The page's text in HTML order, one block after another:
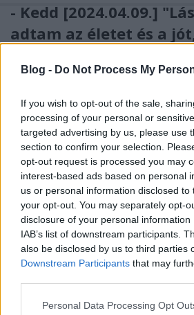
Blog - Do Not Process My
If you wish to opt-out of the sale,
processing of your personal or
targeted advertising by us, please use
section to confirm your selection.
opt-out request is processed you may
interest-based ads based on personal
us or personal information disclosed
your opt-out. You may separately opt-
disclosure of your personal
IAB’s list of downstream participants.
also be disclosed by us to third parties
Downstream Participants that may
Please note that this website/app uses
Personal Data Processing Opt
- Kedd [2024.04.09.]
adtam az életet és a
Andreas• 2024. április 09.
MINDEN NAPRA: 1 MONDATBAN
ÚTMUTATÓ IGE; 3 *Protestáns-
RÚF*Károli*Katolikus*
ÖRÖMHÍRTÁR * http://
https://garainyh.blog.hu/ ***
http://utmutato.blog.hu ***…
- Kedd [2021.10.05.]
ember, akinek az Úr
tulajdonít!"
Andreas•2021. október 05.